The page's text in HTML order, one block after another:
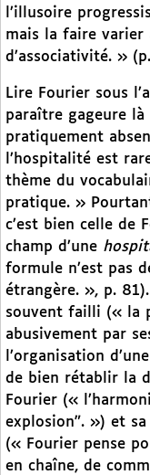
l’illusoire
mais la faire varier
d’associativité. »
Lire Fourier sous
paraître gageure
pratiquement
l’hospitalité est
thème du
pratique. »
c’est bien celle de
champ d’une
formule n’est pas
étrangère. », p.
souvent failli (« la
abusivement par
l’organisation
de bien rétablir la
Fourier («
explosion". ») et
(« Fourier pense
en chaîne, de